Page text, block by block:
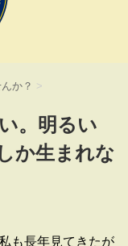
か？ >
。明るい
か生まれな
も長年見てきたが